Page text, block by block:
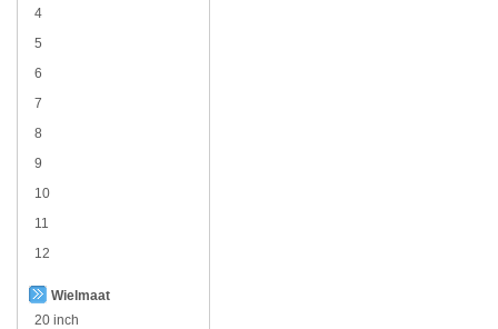
4
5
6
7
8
9
10
11
12
Wielmaat
20 inch